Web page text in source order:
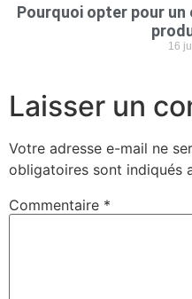
Pourquoi opter pour
16
Laisser un
Votre adresse e-mail ne
obligatoires sont indiqués
Commentaire *